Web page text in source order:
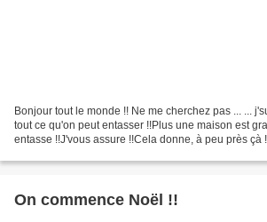
Bonjour tout le monde !! Ne me cherchez pas ... ...
tout ce qu'on peut entasser !!Plus une maison est
entasse !!J'vous assure !!Cela donne, à peu près çà
On commence Noël !!